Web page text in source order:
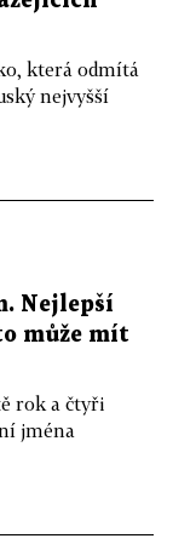
která odmítá
nejvyšší
Nejlepší
může mít
rok a čtyři
jména